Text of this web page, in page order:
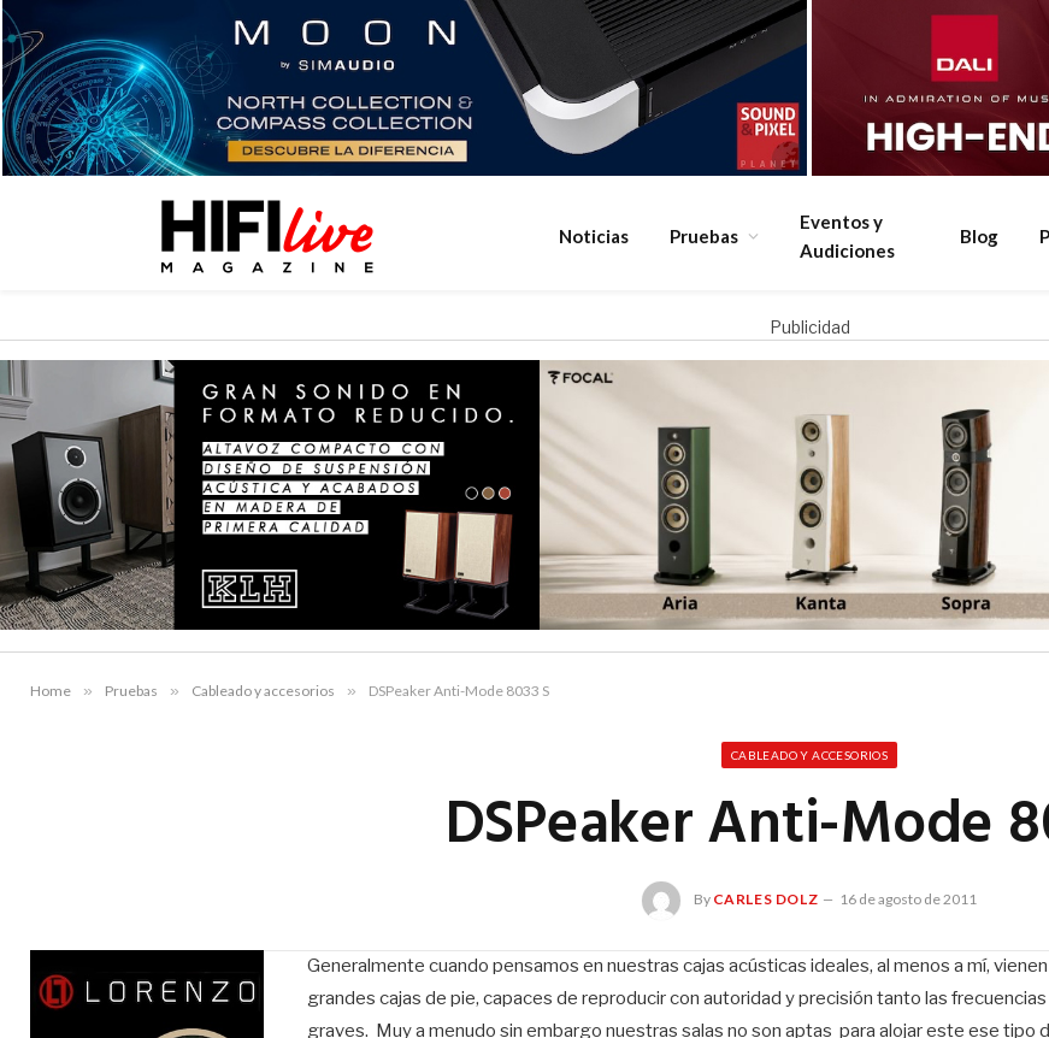
Noticias Pruebas
Eventos y
Audiciones
Blog
Publicidad
Home » Pruebas » Cableado y accesorios » DSPeaker Anti-Mode 8033 S
CABLEADO Y ACCESORIOS
DSPeaker Anti-Mode
By CARLES DOLZ 16 de agosto de 2011
Generalmente cuando pensamos en nuestras cajas acústicas ideales, al menos a mí,
grandes cajas de pie, capaces de reproducir con autoridad y precisión tanto las
graves. Muy a menudo sin embargo nuestras salas no son aptas para alojar este ese tipo